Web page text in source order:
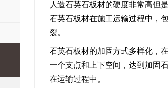
人造石英石板材的硬度非常高但
石英石板材在施工运输过程中，
裂。
石英石板材的加固方式多样化，
一个支点和上下空间，达到加固
在运输过程中。